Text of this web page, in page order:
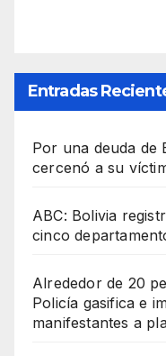
Entradas
Por una deuda de
cercenó a su
ABC: Bolivia
cinco
Alrededor de 20
Policía gasifica e
manifestantes a